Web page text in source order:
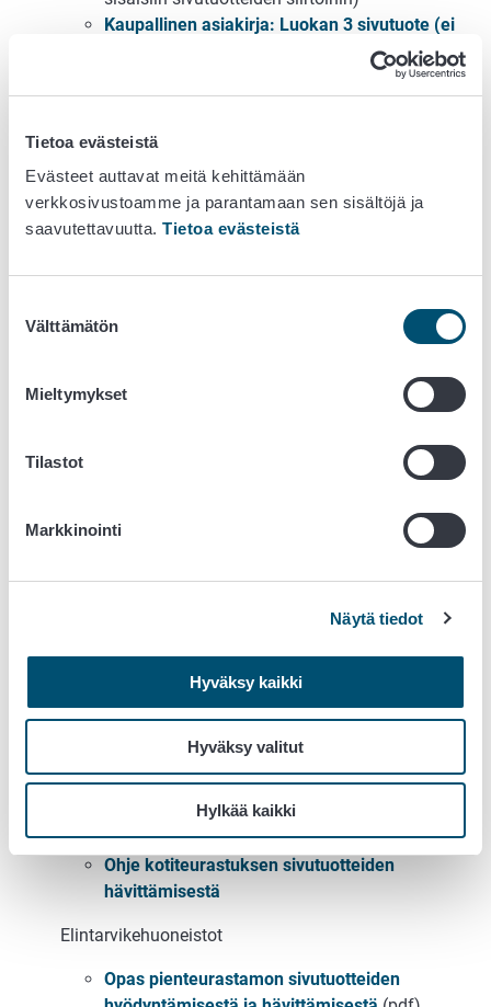
Tietoa evästeistä
Evästeet auttavat meitä kehittämään
verkkosivustoamme ja parantamaan sen sisältöjä ja
saavutettavuutta. Tietoa evästeistä
valinta
Välttämätön
Mieltymykset
Tilastot
Markkinointi
Näytä tiedot
Hyväksy kaikki
Hyväksy valitut
Hylkää kaikki
Kaupallinen asiakirja: Luokan 3 sivutuote (ei
(vain Suomen sisäisiin
Lomakepohjat tarkastuksille
Sivutuotelaitoksen tarkastuskertomus(doc)
Tilarehustamon tarkastuskertomus
Vesiviljelypitopaikkojen sivutuotteiden
(Pikantissa
Ilmoitus sivutuoteasetuksen mukaisesta
Päätös laitoksen hyväksymisestä
Päätös laitoksen hyväksymisestä väliasteen
eläinperäisistä sivutuotteista
Ohjeet (toimijoille ja valvojille)
Raatojen säilytys tilalla
Ohje kotiteurastuksen sivutuotteiden
hävittämisestä
Elintarvikehuoneistot
Opas pienteurastamon sivutuotteiden